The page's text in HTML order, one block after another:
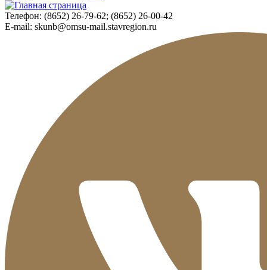
Телефон: (8652) 26-79-62; (8652) 26-00-42
E-mail: skunb@omsu-mail.stavregion.ru